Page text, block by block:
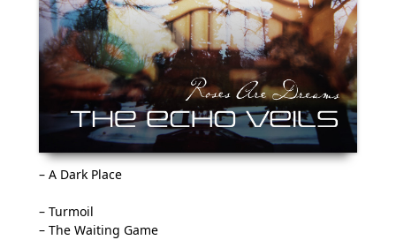
– A Dark Place
– Turmoil
– The Waiting Game